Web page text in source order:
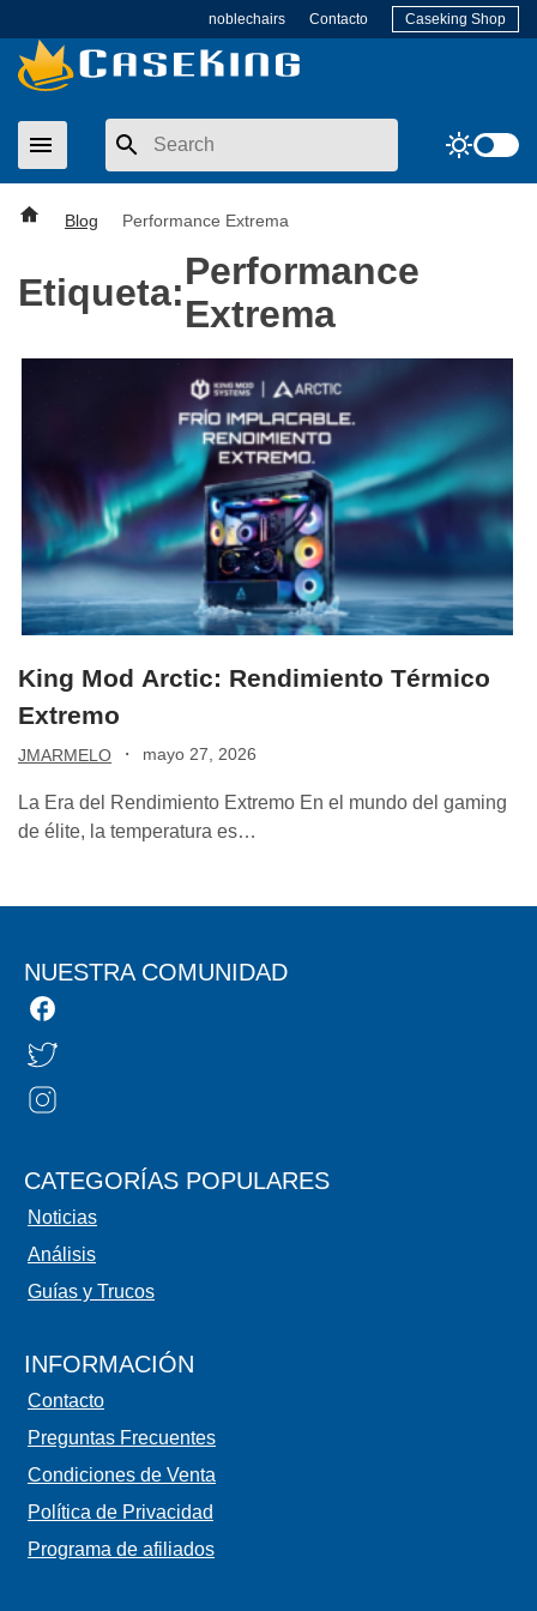
to
content
noblechairs Contacto Caseking Shop
menu sunny
Blog Performance Extrema
Etiqueta:Performance
Extrema
King Mod Arctic: Rendimiento Térmico
Extremo
JMARMELO · mayo 27, 2026
La Era del Rendimiento Extremo En el mundo del gaming
de élite, la temperatura es…
NUESTRA COMUNIDAD
CATEGORÍAS POPULARES
Noticias
Análisis
Guías y Trucos
INFORMACIÓN
Contacto
Preguntas Frecuentes
Condiciones de Venta
Política de Privacidad
Programa de afiliados